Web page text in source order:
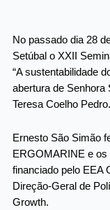
No passado dia 28
Setúbal o XXII
“A sustentabilidade
abertura de Senhora
Teresa Coelho Pedro.
Ernesto São Simão
ERGOMARINE e
financiado pelo EEA
Direção-Geral de
Growth.